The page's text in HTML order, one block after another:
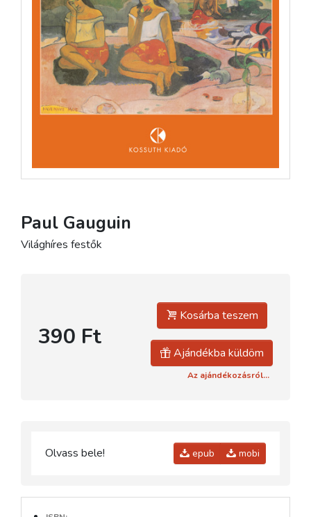
Paul Gauguin
Világhíres festők
390 Ft
Kosárba teszem
Ajándékba küldöm
Az ajándékozásról...
Olvass bele! epub mobi